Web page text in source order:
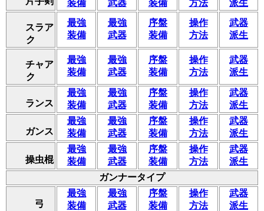
装備 武器 装備 方法 派生
スラア
ク
最強
装備
最強
武器
序盤
装備
操作
方法
武器
派生
チャア
ク
最強
装備
最強
武器
序盤
装備
操作
方法
武器
派生
ランス
最強
装備
最強
武器
序盤
装備
操作
方法
武器
派生
ガンス
最強
装備
最強
武器
序盤
装備
操作
方法
武器
派生
操虫棍
最強
装備
最強
武器
序盤
装備
操作
方法
武器
派生
ガンナータイプ
弓
最強
装備
最強
武器
序盤
装備
操作
方法
武器
派生